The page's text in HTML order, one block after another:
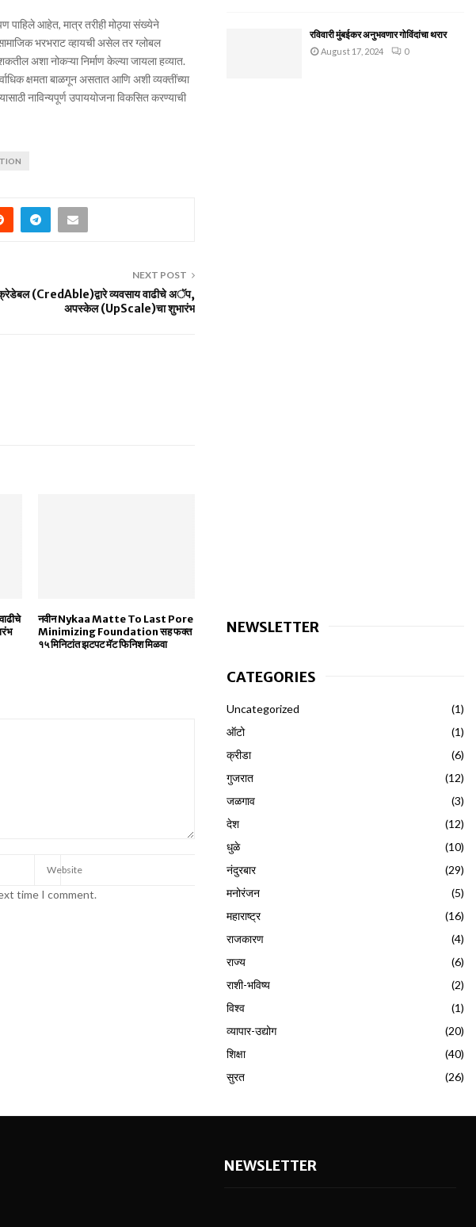
आहेत, मात्र तरीही मोठ्या संख्येने
भरभराट व्हायची असेल तर ग्लोबल
अशा नोकऱ्या निर्माण केल्या जायला हव्यात.
क्षमता बाळगून असतात आणि अशी व्यक्तींच्या
नाविन्यपूर्ण उपाययोजना विकसित करण्याची
NEXT POST
(CredAble)द्वारे व्यवसाय वाढीचे अॅप,
अपस्केल (UpScale)चा शुभारंभ
नवीन Nykaa Matte To Last Pore
Minimizing Foundation सह फक्त
१५ मिनिटांत झटपट मॅट फिनिश मिळवा
time I comment.
रविवारी मुंबईकर अनुभवणार गोविंदांचा थरार
August 17, 2024 0
NEWSLETTER
CATEGORIES
Uncategorized
(1)
ऑटो
(1)
क्रीडा
(6)
गुजरात
(12)
जळगाव
(3)
देश
(12)
धुळे
(10)
नंदुरबार
(29)
मनोरंजन
(5)
महाराष्ट्र
(16)
राजकारण
(4)
राज्य
(6)
राशी-भविष्य
(2)
विश्व
(1)
व्यापार-उद्योग
(20)
शिक्षा
(40)
सुरत
(26)
NEWSLETTER